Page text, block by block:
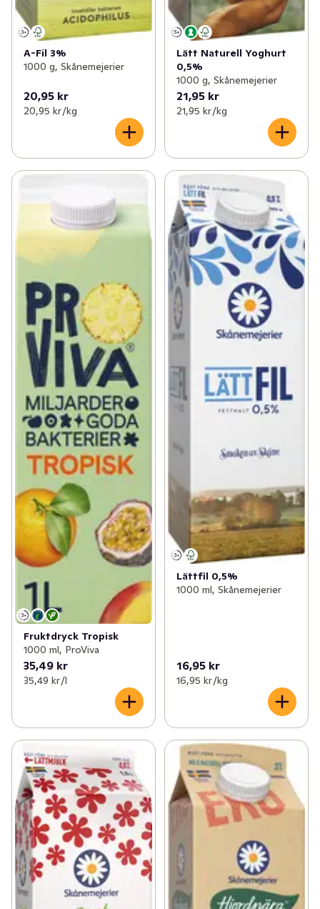
A-Fil 3%
1000 g, Skånemejerier
20,95 kr
20,95 kr /kg
Lätt Naturell Yoghurt
0,5%
1000 g, Skånemejerier
21,95 kr
21,95 kr /kg
Fruktdryck Tropisk
1000 ml, ProViva
35,49 kr
35,49 kr /l
Lättfil 0,5%
1000 ml, Skånemejerier
16,95 kr
16,95 kr /kg